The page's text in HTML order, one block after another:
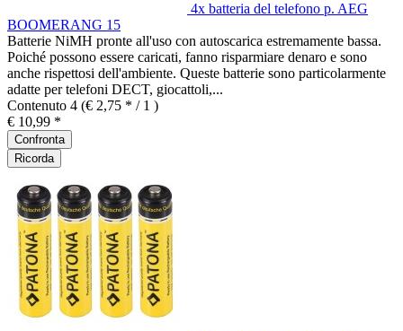
4x batteria del telefono p. AEG
BOOMERANG 15
Batterie NiMH pronte all'uso con autoscarica estremamente bassa.
Poiché possono essere caricati, fanno risparmiare denaro e sono
anche rispettosi dell'ambiente. Queste batterie sono particolarmente
adatte per telefoni DECT, giocattoli,...
Contenuto 4 (€ 2,75 * / 1 )
€ 10,99 *
Confronta
Ricorda